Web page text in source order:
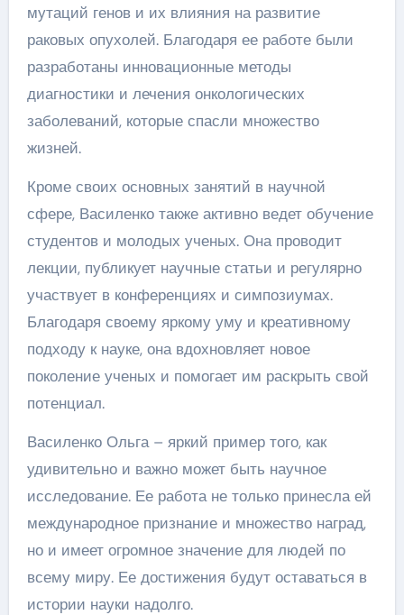
мутаций генов и их влияния на развитие
раковых опухолей. Благодаря ее работе были
разработаны инновационные методы
диагностики и лечения онкологических
заболеваний, которые спасли множество
жизней.
Кроме своих основных занятий в научной
сфере, Василенко также активно ведет обучение
студентов и молодых ученых. Она проводит
лекции, публикует научные статьи и регулярно
участвует в конференциях и симпозиумах.
Благодаря своему яркому уму и креативному
подходу к науке, она вдохновляет новое
поколение ученых и помогает им раскрыть свой
потенциал.
Василенко Ольга – яркий пример того, как
удивительно и важно может быть научное
исследование. Ее работа не только принесла ей
международное признание и множество наград,
но и имеет огромное значение для людей по
всему миру. Ее достижения будут оставаться в
истории науки надолго.